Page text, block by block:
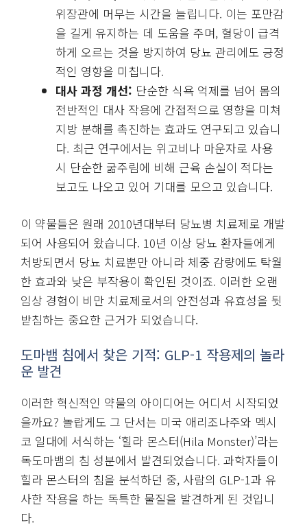
위장관에 머무는 시간을 늘립니다. 이는 포만감
을 길게 유지하는 데 도움을 주며, 혈당이 급격
하게 오르는 것을 방지하여 당뇨 관리에도 긍정
적인 영향을 미칩니다.
대사 과정 개선: 단순한 식욕 억제를 넘어 몸의
전반적인 대사 작용에 간접적으로 영향을 미쳐
지방 분해를 촉진하는 효과도 연구되고 있습니
다. 최근 연구에서는 위고비나 마운자로 사용
시 단순한 굶주림에 비해 근육 손실이 적다는
보고도 나오고 있어 기대를 모으고 있습니다.
이 약물들은 원래 2010년대부터 당뇨병 치료제로 개발
되어 사용되어 왔습니다. 10년 이상 당뇨 환자들에게
처방되면서 당뇨 치료뿐만 아니라 체중 감량에도 탁월
한 효과와 낮은 부작용이 확인된 것이죠. 이러한 오랜
임상 경험이 비만 치료제로서의 안전성과 유효성을 뒷
받침하는 중요한 근거가 되었습니다.
도마뱀 침에서 찾은 기적: GLP-1 작용제의 놀라
운 발견
이러한 혁신적인 약물의 아이디어는 어디서 시작되었
을까요? 놀랍게도 그 단서는 미국 애리조나주와 멕시
코 일대에 서식하는 ‘힐라 몬스터(Hila Monster)’라는
독도마뱀의 침 성분에서 발견되었습니다. 과학자들이
힐라 몬스터의 침을 분석하던 중, 사람의 GLP-1과 유
사한 작용을 하는 독특한 물질을 발견하게 된 것입니
다.